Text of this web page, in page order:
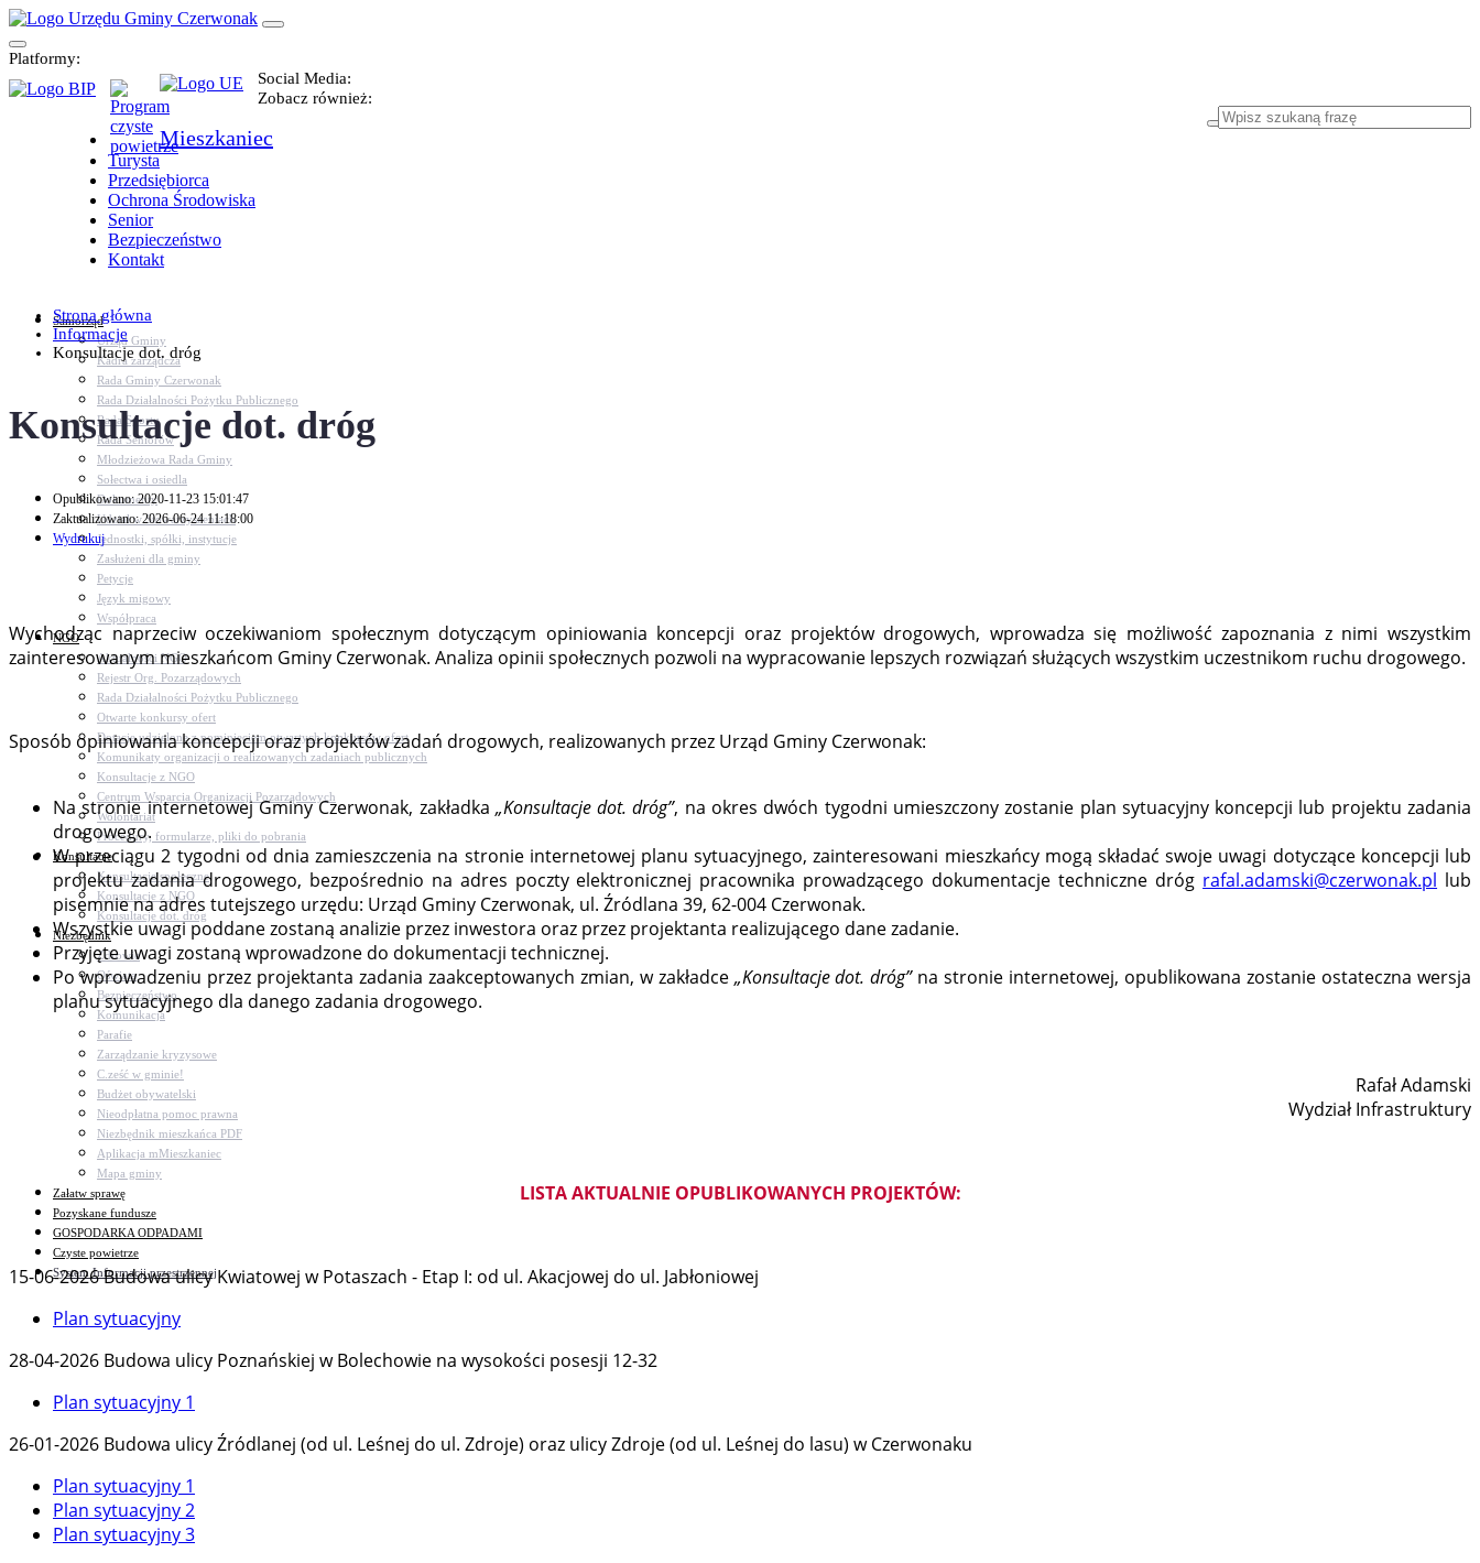
Platformy:
Social Media:
Zobacz również:
Mieszkaniec
Turysta
Przedsiębiorca
Ochrona Środowiska
Senior
Bezpieczeństwo
Kontakt
Samorząd
Urząd Gminy
Kadra zarządcza
Rada Gminy Czerwonak
Rada Działalności Pożytku Publicznego
Rada Sportu
Rada Seniorów
Młodzieżowa Rada Gminy
Sołectwa i osiedla
Dokumenty
Udział w Stowarzyszeniach
Jednostki, spółki, instytucje
Zasłużeni dla gminy
Petycje
Język migowy
Współpraca
NGO
Aktualności NGO
Rejestr Org. Pozarządowych
Rada Działalności Pożytku Publicznego
Otwarte konkursy ofert
Dotacje udzielone z pominięciem otwartych konkursów ofert
Komunikaty organizacji o realizowanych zadaniach publicznych
Konsultacje z NGO
Centrum Wsparcia Organizacji Pozarządowych
Wolontariat
Procedury, formularze, pliki do pobrania
Konsultacje
Konsultacje społeczne
Konsultacje z NGO
Konsultacje dot. dróg
Niezbędnik
Zdrowie
Oświata
Bezpieczeństwo
Komunikacja
Parafie
Zarządzanie kryzysowe
C.ześć w gminie!
Budżet obywatelski
Nieodpłatna pomoc prawna
Niezbędnik mieszkańca PDF
Aplikacja mMieszkaniec
Mapa gminy
Załatw sprawę
Pozyskane fundusze
GOSPODARKA ODPADAMI
Czyste powietrze
System Informacji przestrzennej
Strona główna
Informacje
Konsultacje dot. dróg
Konsultacje dot. dróg
Opublikowano: 2020-11-23 15:01:47
Zaktualizowano: 2026-06-24 11:18:00
Wydrukuj
Wychodząc naprzeciw oczekiwaniom społecznym dotyczącym opiniowania koncepcji oraz projektów drogowych, wprowadza się możliwość zapoznania z nimi wszystkim
zainteresowanym mieszkańcom Gminy Czerwonak. Analiza opinii społecznych pozwoli na wypracowanie lepszych rozwiązań służących wszystkim uczestnikom ruchu drogowego.
Sposób opiniowania koncepcji oraz projektów zadań drogowych, realizowanych przez Urząd Gminy Czerwonak:
Na stronie internetowej Gminy Czerwonak, zakładka „Konsultacje dot. dróg”, na okres dwóch tygodni umieszczony zostanie plan sytuacyjny koncepcji lub projektu zadania
drogowego.
W przeciągu 2 tygodni od dnia zamieszczenia na stronie internetowej planu sytuacyjnego, zainteresowani mieszkańcy mogą składać swoje uwagi dotyczące koncepcji lub
projektu zadania drogowego, bezpośrednio na adres poczty elektronicznej pracownika prowadzącego dokumentacje techniczne dróg rafal.adamski@czerwonak.pl lub
pisemnie na adres tutejszego urzędu: Urząd Gminy Czerwonak, ul. Źródlana 39, 62-004 Czerwonak.
Wszystkie uwagi poddane zostaną analizie przez inwestora oraz przez projektanta realizującego dane zadanie.
Przyjęte uwagi zostaną wprowadzone do dokumentacji technicznej.
Po wprowadzeniu przez projektanta zadania zaakceptowanych zmian, w zakładce „Konsultacje dot. dróg”na stronie internetowej, opublikowana zostanie ostateczna wersja
planu sytuacyjnego dla danego zadania drogowego.
Rafał Adamski
Wydział Infrastruktury
LISTA AKTUALNIE OPUBLIKOWANYCH PROJEKTÓW:
15-06-2026 Budowa ulicy Kwiatowej w Potaszach - Etap I: od ul. Akacjowej do ul. Jabłoniowej
Plan sytuacyjny
28-04-2026 Budowa ulicy Poznańskiej w Bolechowie na wysokości posesji 12-32
Plan sytuacyjny 1
26-01-2026 Budowa ulicy Źródlanej (od ul. Leśnej do ul. Zdroje) oraz ulicy Zdroje (od ul. Leśnej do lasu) w Czerwonaku
Plan sytuacyjny 1
Plan sytuacyjny 2
Plan sytuacyjny 3